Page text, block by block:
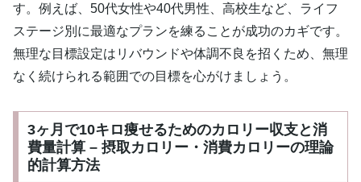
す。例えば、50代女性や40代男性、高校生など、ライフ
ステージ別に最適なプランを練ることが成功のカギです。
無理な目標設定はリバウンドや体調不良を招くため、無理
なく続けられる範囲での目標を心がけましょう。
3ヶ月で10キロ痩せるためのカロリー収支と消
費量計算 – 摂取カロリー・消費カロリーの理論
的計算方法